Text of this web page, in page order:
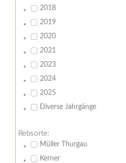
2018
2019
2020
2021
2023
2024
2025
Diverse Jahrgänge
Rebsorte:
Müller Thurgau
Kerner